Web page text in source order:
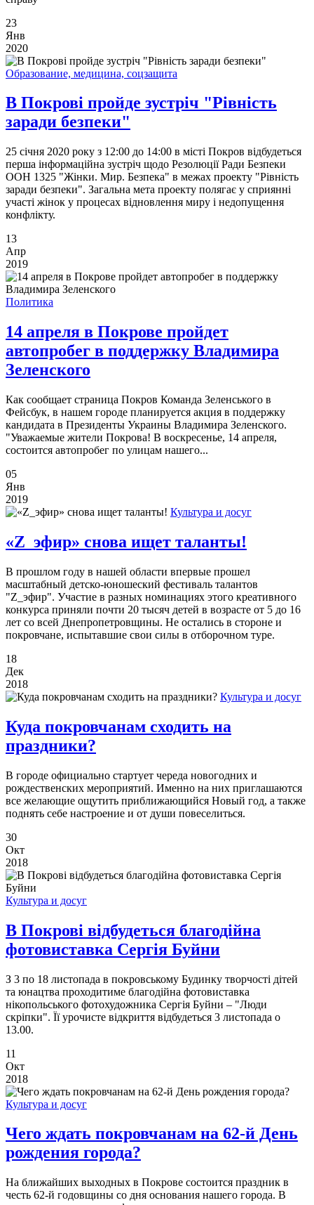
23
Янв
2020
Образование, медицина, соцзащита
В Покрові пройде зустріч "Рівність
заради безпеки"
25 січня 2020 року з 12:00 до 14:00 в місті Покров відбудеться
перша інформаційна зустріч щодо Резолюції Ради Безпеки
ООН 1325 "Жінки. Мир. Безпека" в межах проекту "Рівність
заради безпеки". Загальна мета проекту полягає у сприянні
участі жінок у процесах відновлення миру і недопущення
конфлікту.
13
Апр
2019
Политика
14 апреля в Покрове пройдет
автопробег в поддержку Владимира
Зеленского
Как сообщает страница Покров Команда Зеленського в
Фейсбук, в нашем городе планируется акция в поддержку
кандидата в Президенты Украины Владимира Зеленского.
"Уважаемые жители Покрова! В воскресенье, 14 апреля,
состоится автопробег по улицам нашего...
05
Янв
2019
Культура и досуг
«Z_эфир» снова ищет таланты!
В прошлом году в нашей области впервые прошел
масштабный детско-юношеский фестиваль талантов
"Z_эфир". Участие в разных номинациях этого креативного
конкурса приняли почти 20 тысяч детей в возрасте от 5 до 16
лет со всей Днепропетровщины. Не остались в стороне и
покровчане, испытавшие свои силы в отборочном туре.
18
Дек
2018
Культура и досуг
Куда покровчанам сходить на
праздники?
В городе официально стартует череда новогодних и
рождественских мероприятий. Именно на них приглашаются
все желающие ощутить приближающийся Новый год, а также
поднять себе настроение и от души повеселиться.
30
Окт
2018
Культура и досуг
В Покрові відбудеться благодійна
фотовиставка Сергія Буйни
З 3 по 18 листопада в покровському Будинку творчості дітей
та юнацтва проходитиме благодійна фотовиставка
нікопольського фотохудожника Сергія Буйни – "Люди
скріпки". Її урочисте відкриття відбудеться 3 листопада о
13.00.
11
Окт
2018
Культура и досуг
Чего ждать покровчанам на 62-й День
рождения города?
На ближайших выходных в Покрове состоится праздник в
честь 62-й годовщины со дня основания нашего города. В